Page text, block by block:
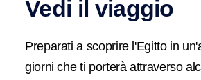
Vedi il viaggio
Preparati a scoprire l'Egitto in
giorni che ti porterà attraverso